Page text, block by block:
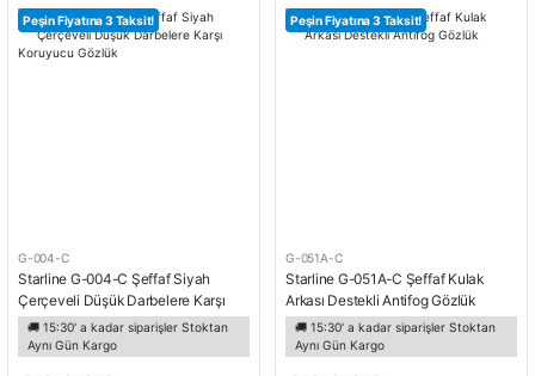
Peşin Fiyatına 3 Taksit!
G-004-C
Starline G-004-C Şeffaf Siyah
Çerçeveli Düşük Darbelere Karşı
Koruyucu Gözlük
🚚 15:30' a kadar siparişler Stoktan
Aynı Gün Kargo
Peşin Fiyatına 3 Taksit!
G-051A-C
Starline G-051A-C Şeffaf Kulak
Arkası Destekli Antifog Gözlük
🚚 15:30' a kadar siparişler Stoktan
Aynı Gün Kargo